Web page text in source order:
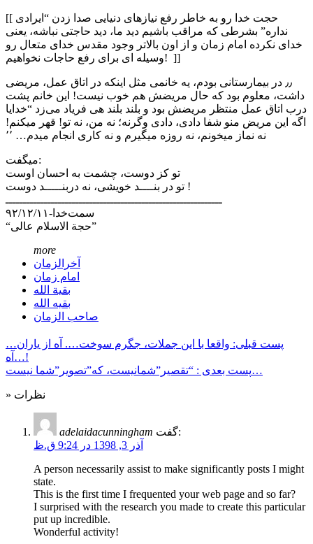
[[ حجت خدا رو به خاطر رفع نیازهای دنیایی صدا زدن “ایرادی
نداره” بشرطی که مراقب باشیم دید ما، ديد حاجتی نباشه، يعنی
خدای نكرده امام زمان و از اون بالاتر وجود مقدس خدای متعال رو
وسيله ای برای رفع حاجات نخواهیم! ]]
٫٫ در بيمارستانی بودم، يه خانمی مثل اینکه در اتاق عمل، مريضی
داشت، معلوم بود كه حال مریضش هم خوب نیست! اين خانم پشت
درب اتاق عمل منتظر مريضش بود و بلند بلند هی فرياد می‌زد “خدايا
اگه اين مريض منو شفا دادی، دادی وگرنه؛ نه من، نه تو! قهر ميکنم!
نه نماز ميخونم، نه روزه‌ ميگيرم و نه كاری انجام ميدم… ٬٬
میگفت:
تو كز دوست، چشمت به احسان اوست
تو در بنــــد خويشی، نه دربنـــــد دوست !
ــــــــــــــــــــــــــــــــــــــــــــــــــــــــــــــ
سمت‌خدا-۹۲/۱۲/۱۱
“حجة الاسلام عالی”
more
آخرالزمان
امام زمان
بقیة الله
بقیه الله
صاحب الزمان
پست قبلی: واقعا با این جملات، جگرم سوخت…. آه از یاران…
آه…!
پست بعدی : “تقصیر”شمانیست، که”تصویر”شما نیست…
» نظرات
adelaidacunningham
گفت:
آذر 3, 1398 در 9:24 ق.ظ
A person necessarily assist to make significantly posts I might
state.
This is the first time I frequented your web page and so far?
I surprised with the research you made to create this particular
put up incredible.
Wonderful activity!